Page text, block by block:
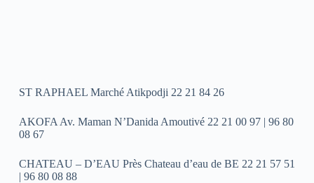
ST RAPHAEL Marché Atikpodji 22 21 84 26
AKOFA Av. Maman N’Danida Amoutivé 22 21 00 97 | 96 80
08 67
CHATEAU – D’EAU Près Chateau d’eau de BE 22 21 57 51
| 96 80 08 88